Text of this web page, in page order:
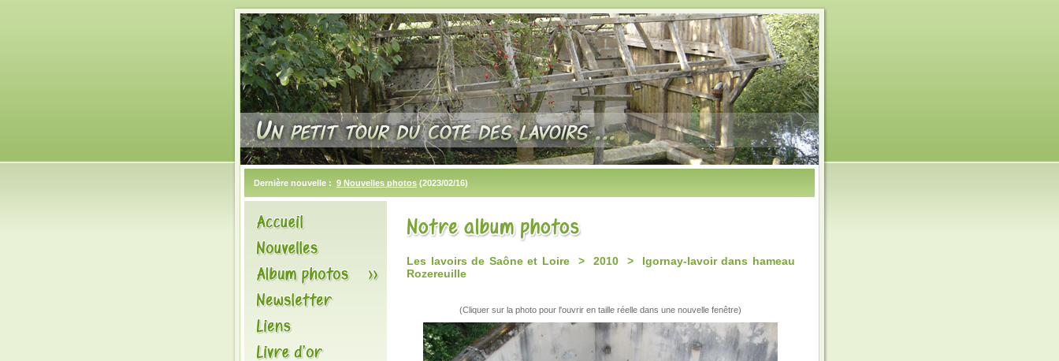
Dernière nouvelle : 9 Nouvelles photos (2023/02/16)
Les lavoirs de Saône et Loire > 2010 > Igornay-lavoir dans hameau
Rozereuille
(Cliquer sur la photo pour l'ouvrir en taille réelle dans une nouvelle fenêtre)